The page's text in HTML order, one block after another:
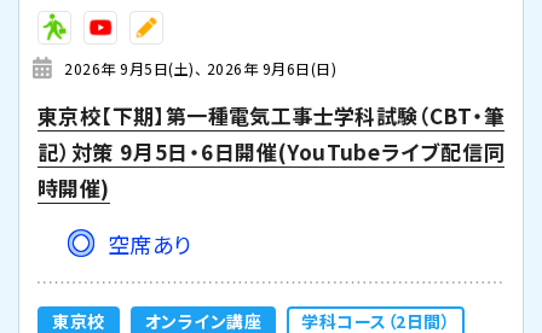
2026年 9月5日(土) 2026年 9月6日(日)
東京校【下期】第一種電気工事士学科試験（CBT・筆
記）対策 9月5日・6日開催(YouTubeライブ配信同
時開催)
空席あり
東京校 オンライン講座 学科コース（2日間）